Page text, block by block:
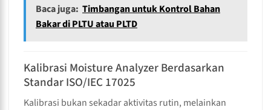
Baca juga: Timbangan untuk Kontrol Bahan
Bakar di PLTU atau PLTD
Kalibrasi Moisture Analyzer Berdasarkan
Standar ISO/IEC 17025
Kalibrasi bukan sekadar aktivitas rutin, melainkan